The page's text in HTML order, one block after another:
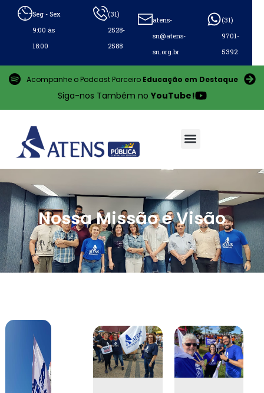
Seg - Sex
9:00 às
18:00
(31)
2528-
2588
atens-
sn@atens-
sn.org.br
(31)
9701-
5392
Acompanhe o Podcast Parceiro Educação em Destaque
Siga-nos Também noYouTube!
Missão e Visão
Nossa Missão e Visão